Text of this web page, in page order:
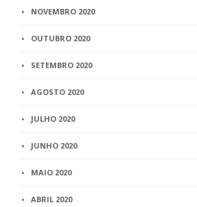
NOVEMBRO 2020
OUTUBRO 2020
SETEMBRO 2020
AGOSTO 2020
JULHO 2020
JUNHO 2020
MAIO 2020
ABRIL 2020